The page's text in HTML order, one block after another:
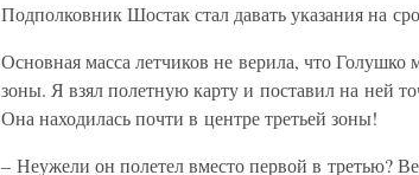
Подполковник Шостак стал давать указания на
Основная масса летчиков не верила, что Голушко
зоны. Я взял полетную карту и поставил на ней
Она находилась почти в центре третьей зоны!
– Неужели он полетел вместо первой в третью?